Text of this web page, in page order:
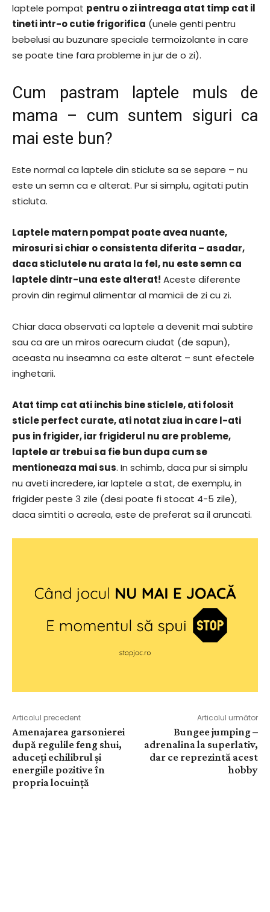
laptele pompat pentru o zi intreaga atat timp cat il
tineti intr-o cutie frigorifica (unele genti pentru
bebelusi au buzunare speciale termoizolante in care
se poate tine fara probleme in jur de o zi).
Cum pastram laptele muls de
mama – cum suntem siguri ca
mai este bun?
Este normal ca laptele din sticlute sa se separe – nu
este un semn ca e alterat. Pur si simplu, agitati putin
sticluta.
Laptele matern pompat poate avea nuante,
mirosuri si chiar o consistenta diferita – asadar,
daca sticlutele nu arata la fel, nu este semn ca
laptele dintr-una este alterat! Aceste diferente
provin din regimul alimentar al mamicii de zi cu zi.
Chiar daca observati ca laptele a devenit mai subtire
sau ca are un miros oarecum ciudat (de sapun),
aceasta nu inseamna ca este alterat – sunt efectele
inghetarii.
Atat timp cat ati inchis bine sticlele, ati folosit
sticle perfect curate, ati notat ziua in care l-ati
pus in frigider, iar frigiderul nu are probleme,
laptele ar trebui sa fie bun dupa cum se
mentioneaza mai sus. In schimb, daca pur si simplu
nu aveti incredere, iar laptele a stat, de exemplu, in
frigider peste 3 zile (desi poate fi stocat 4-5 zile),
daca simtiti o acreala, este de preferat sa il aruncati.
Articolul precedent
Amenajarea garsonierei
după regulile feng shui,
aduceți echilibrul și
energiile pozitive în
propria locuință
Articolul următor
Bungee jumping –
adrenalina la superlativ,
dar ce reprezintă acest
hobby